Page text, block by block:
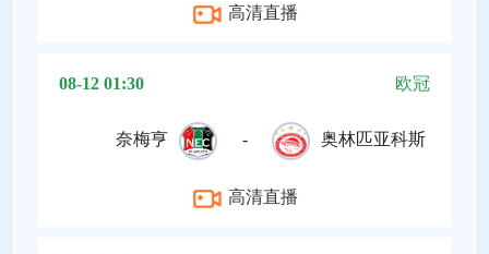
高清直播
08-12 01:30 欧冠
奈梅亨 - 奥林匹亚科斯
高清直播